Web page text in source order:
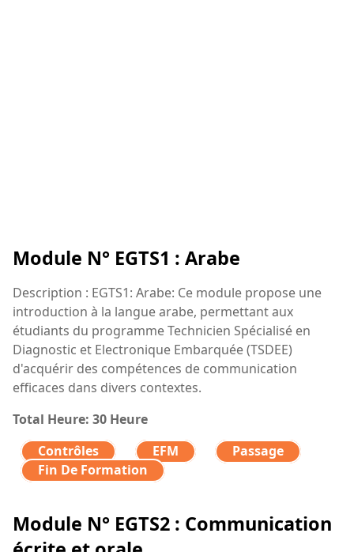
Module N° EGTS1 : Arabe
Description : EGTS1: Arabe: Ce module propose une
introduction à la langue arabe, permettant aux
étudiants du programme Technicien Spécialisé en
Diagnostic et Electronique Embarquée (TSDEE)
d'acquérir des compétences de communication
efficaces dans divers contextes.
Total Heure: 30 Heure
Contrôles
EFM
Passage
Fin De Formation
Module N° EGTS2 : Communication